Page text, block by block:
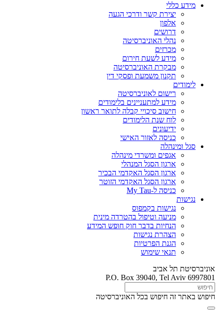
מידע כללי
יצירת קשר ודרכי הגעה
אלפון
דרושים
נהלי האוניברסיטה
מכרזים
מידע לשעת חירום
מבקרת האוניברסיטה
תקנון משמעת ופסקי דין
לימודים
רישום לאוניברסיטה
מידע למתעניינים בלימודים
חישוב סיכויי קבלה לתואר ראשון
לוח שנת הלימודים
ידיעונים
כניסה לאזור האישי
סגל ומינהלה
אגפים ומשרדי מינהלה
ארגון הסגל המנהלי
ארגון הסגל האקדמי הבכיר
ארגון הסגל האקדמי הזוטר
כניסה ל-My Tau
נגישות
נגישות בקמפוס
מניעה וטיפול בהטרדה מינית
הנחיות בדבר חוק חופש המידע
הצהרת נגישות
הגנת הפרטיות
תנאי שימוש
אוניברסיטת תל אביב
P.O. Box 39040, Tel Aviv 6997801
חיפוש באתר זה חיפוש בכל האוניברסיטה